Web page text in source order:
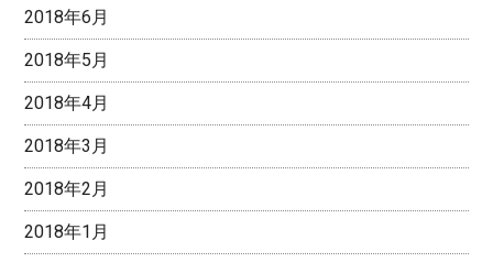
2018年6月
2018年5月
2018年4月
2018年3月
2018年2月
2018年1月